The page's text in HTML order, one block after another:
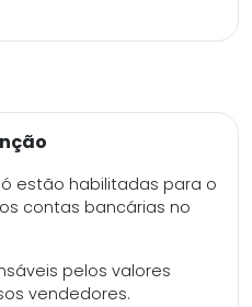
estão habilitadas para o
contas bancárias no
pelos valores
vendedores.